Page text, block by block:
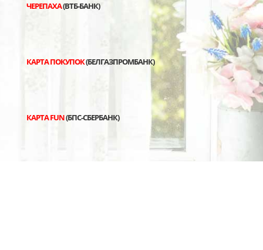
ЧЕРЕПАХА(ВТБ-БАНК)
КАРТА ПОКУПОК(БЕЛГАЗПРОМБАНК)
КАРТА FUN(БПС-СБЕРБАНК)